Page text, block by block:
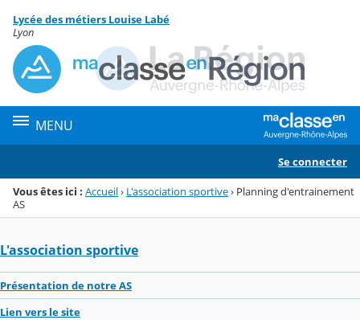
Menu de la rubrique
Contenu
Lycée des métiers Louise Labé
Lyon
MENU
Se connecter
Vous êtes ici : Accueil› L'association sportive› Planning d'entrainement
AS
L'association sportive
Présentation de notre AS
Lien vers le site